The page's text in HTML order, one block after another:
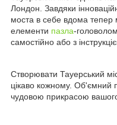
Лондон. Завдяки
моста в себе вдома
елементи пазла-
самостійно або з
Створювати Тауерський
цікаво кожному. Об'ємний
чудовою прикрасою